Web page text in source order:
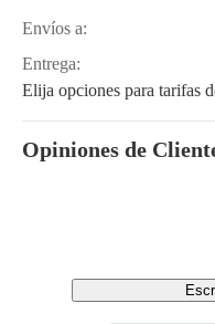
Envíos a:
Entrega:
Elija opciones para tarifas
Opiniones de